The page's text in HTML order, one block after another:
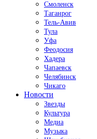
Смоленск
Таганрог
Тель-Авив
Тула
Уфа
Феодосия
Хадера
Чапаевск
Челябинск
Чикаго
Новости
Звезды
Культура
Медиа
Музыка